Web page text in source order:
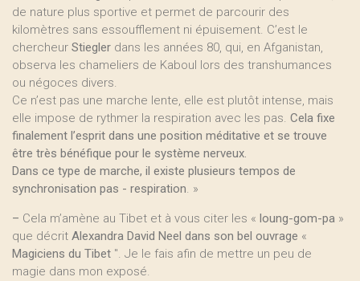
de nature plus sportive et permet de parcourir des
kilomètres sans essoufflement ni épuisement. C’est le
chercheur Stiegler dans les années 80, qui, en Afganistan,
observa les chameliers de Kaboul lors des transhumances
ou négoces divers.
Ce n’est pas une marche lente, elle est plutôt intense, mais
elle impose de rythmer la respiration avec les pas. Cela fixe
finalement l’esprit dans une position méditative et se trouve
être très bénéfique pour le système nerveux.
Dans ce type de marche, il existe plusieurs tempos de
synchronisation pas - respiration. »
– Cela m’amène au Tibet et à vous citer les « loung-gom-pa »
que décrit Alexandra David Neel dans son bel ouvrage «
Magiciens du Tibet ". Je le fais afin de mettre un peu de
magie dans mon exposé.